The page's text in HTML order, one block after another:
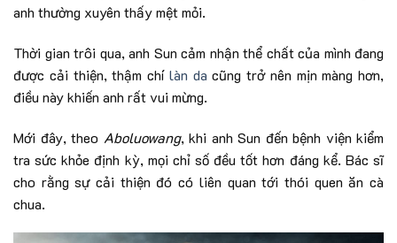
anh thường xuyên thấy mệt mỏi.
Thời gian trôi qua, anh Sun cảm nhận thể chất của mình đang
được cải thiện, thậm chí làn da cũng trở nên mịn màng hơn,
điều này khiến anh rất vui mừng.
Mới đây, theo Aboluowang, khi anh Sun đến bệnh viện kiểm
tra sức khỏe định kỳ, mọi chỉ số đều tốt hơn đáng kể. Bác sĩ
cho rằng sự cải thiện đó có liên quan tới thói quen ăn cà
chua.